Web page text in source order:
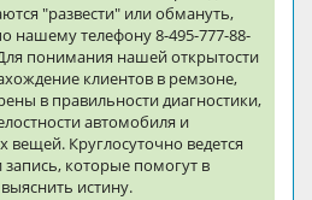
"развести" или обмануть,
нашему телефону 8-495-777-88-
понимания нашей открытости
клиентов в ремзоне,
в правильности диагностики,
автомобиля и
вещей. Круглосуточно ведется
которые помогут в
истину.